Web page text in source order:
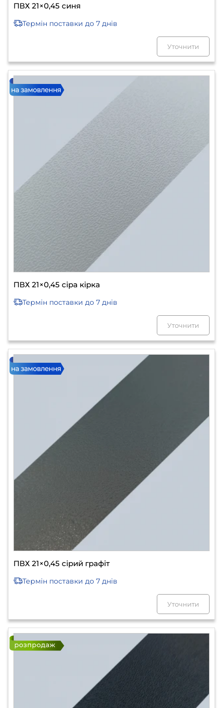
ПВХ 21×0,45 синя
Термін поставки до 7 днів
Уточнити
ПВХ 21×0,45 сіра кірка
Термін поставки до 7 днів
Уточнити
ПВХ 21×0,45 сірий графіт
Термін поставки до 7 днів
Уточнити